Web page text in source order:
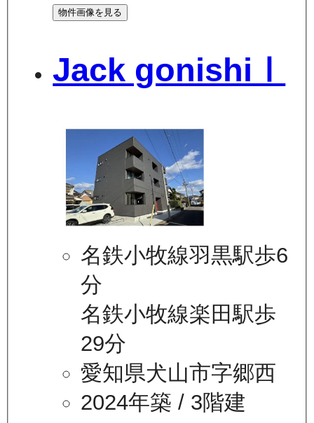
物件画像を見る
Jack gonishiⅠ
名鉄小牧線羽黒駅歩6
分
名鉄小牧線楽田駅歩
29分
愛知県犬山市字郷西
2024年築 / 3階建